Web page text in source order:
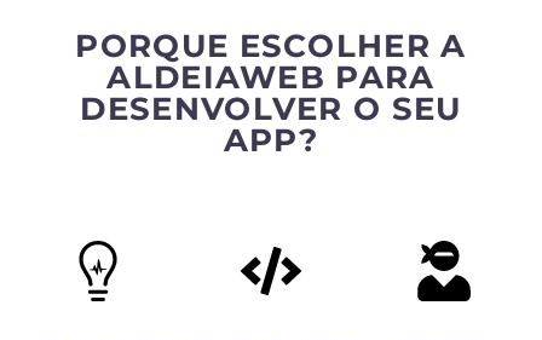
PORQUE ESCOLHER A
ALDEIAWEB PARA
DESENVOLVER O SEU
APP?